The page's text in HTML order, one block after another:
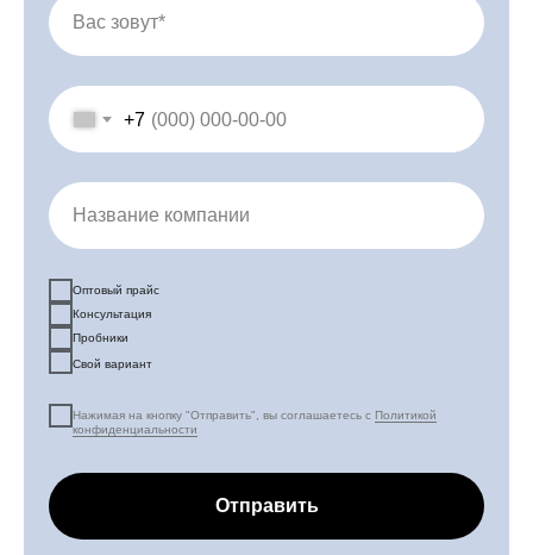
Вас зовут*
+7
Название компании
Оптовый прайс
Консультация
Пробники
Свой вариант
Нажимая на кнопку "Отправить", вы соглашаетесь с Политикой
конфиденциальности
Отправить